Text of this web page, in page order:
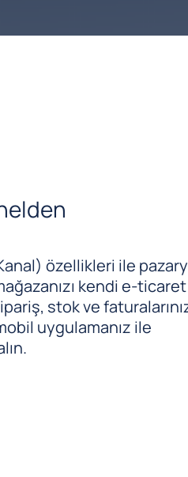
özellikleri ile
kendi e-
stok ve
uygulamanız ile